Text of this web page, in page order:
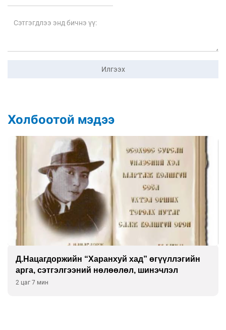
Илгээх
Холбоотой мэдээ
Д.Нацагдоржийн “Харанхуй хад” өгүүллэгийн
арга, сэтгэлгээний нөлөөлөл, шинэчлэл
2 цаг 7 мин